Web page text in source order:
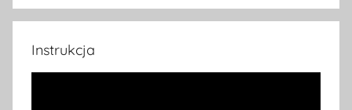
Instrukcja